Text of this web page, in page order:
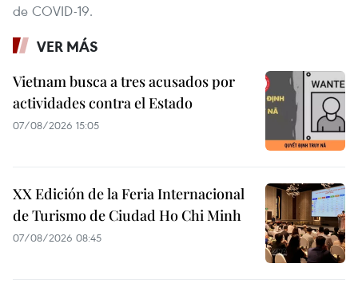
de COVID-19.
VER MÁS
Vietnam busca a tres acusados por
actividades contra el Estado
07/08/2026 15:05
XX Edición de la Feria Internacional
de Turismo de Ciudad Ho Chi Minh
07/08/2026 08:45